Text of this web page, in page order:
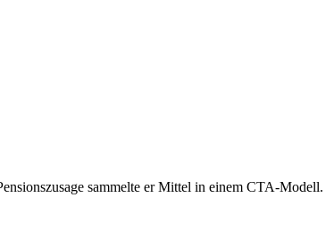
sammelte er Mittel in einem CTA-Modell.